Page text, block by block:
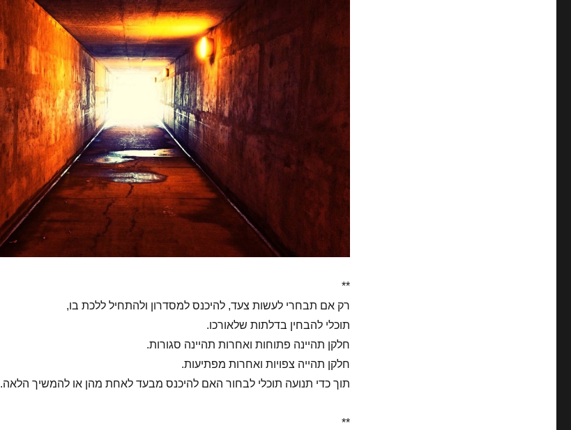
**
רק אם תבחרי לעשות צעד, להיכנס למסדרון ולהתחיל ללכת בו,
תוכלי להבחין בדלתות שלאורכו.
חלקן תהיינה פתוחות ואחרות תהיינה סגורות.
חלקן תהייה צפויות ואחרות מפתיעות.
תוך כדי תנועה תוכלי לבחור האם להיכנס מבעד לאחת מהן או להמשיך הלאה.
**